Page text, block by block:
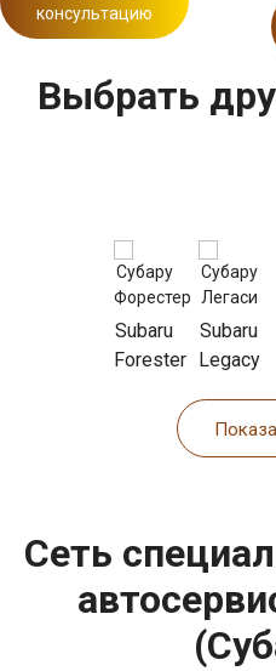
консультацию
Выбрать
Subaru
Forester
Subaru
Legacy
Сеть